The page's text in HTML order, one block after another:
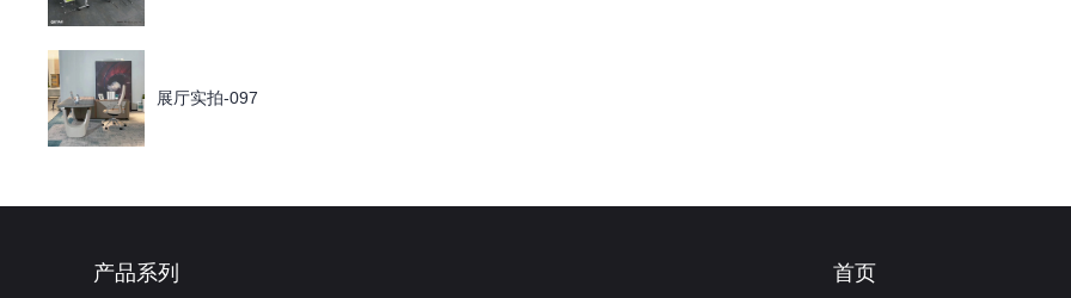
展厅实拍-097
产品系列 首页